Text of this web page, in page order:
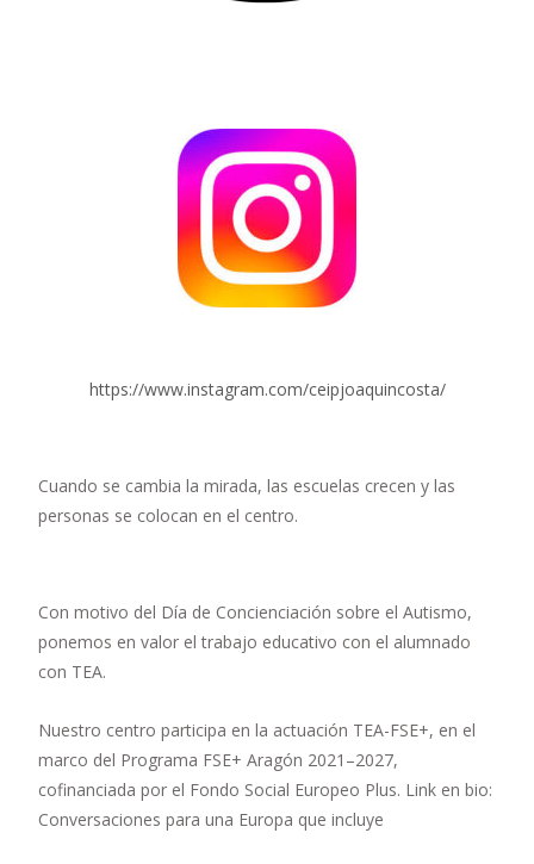
https://www.instagram.com/ceipjoaquincosta/
Cuando se cambia la mirada, las escuelas crecen y las
personas se colocan en el centro.
Con motivo del Día de Concienciación sobre el Autismo,
ponemos en valor el trabajo educativo con el alumnado
con TEA.
Nuestro centro participa en la actuación TEA-FSE+, en el
marco del Programa FSE+ Aragón 2021–2027,
cofinanciada por el Fondo Social Europeo Plus. Link en bio:
Conversaciones para una Europa que incluye